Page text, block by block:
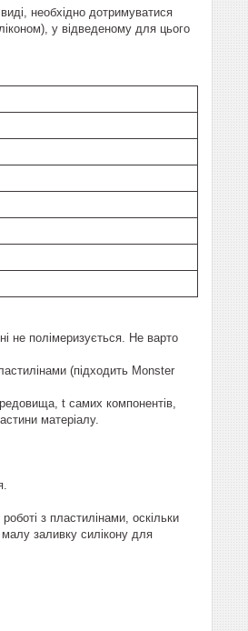
необхідно дотримуватися
у відведеному для цього
не полімеризується. Не варто
(підходить Monster
t самих компонентів,
матеріалу.
з пластилінами, оскільки
заливку силікону для